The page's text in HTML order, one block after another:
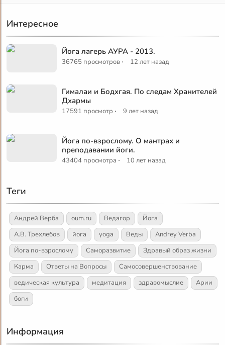
Интересное
Йога лагерь АУРА - 2013.
36765 просмотров · 12 лет назад
Гималаи и Бодхгая. По следам Хранителей
Дхармы
17591 просмотр · 9 лет назад
Йога по-взрослому. О мантрах и
преподавании йоги.
43404 просмотра · 10 лет назад
Теги
Андрей Верба oum.ru Ведагор
Йога
А.В. Трехлебов
йога yoga Веды
Andrey Verba
Йога по-взрослому
Саморазвитие
Здравый образ жизни
Карма
Ответы на Вопросы
Самосовершенствование
ведическая культура
медитация здравомыслие
Арии
боги
Информация